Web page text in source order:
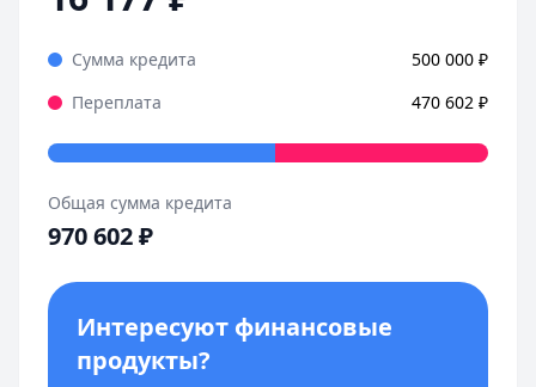
Сумма кредита 500 000 ₽
Переплата
470 602 ₽
Общая сумма кредита
970 602₽
Интересуют финансовые
продукты?